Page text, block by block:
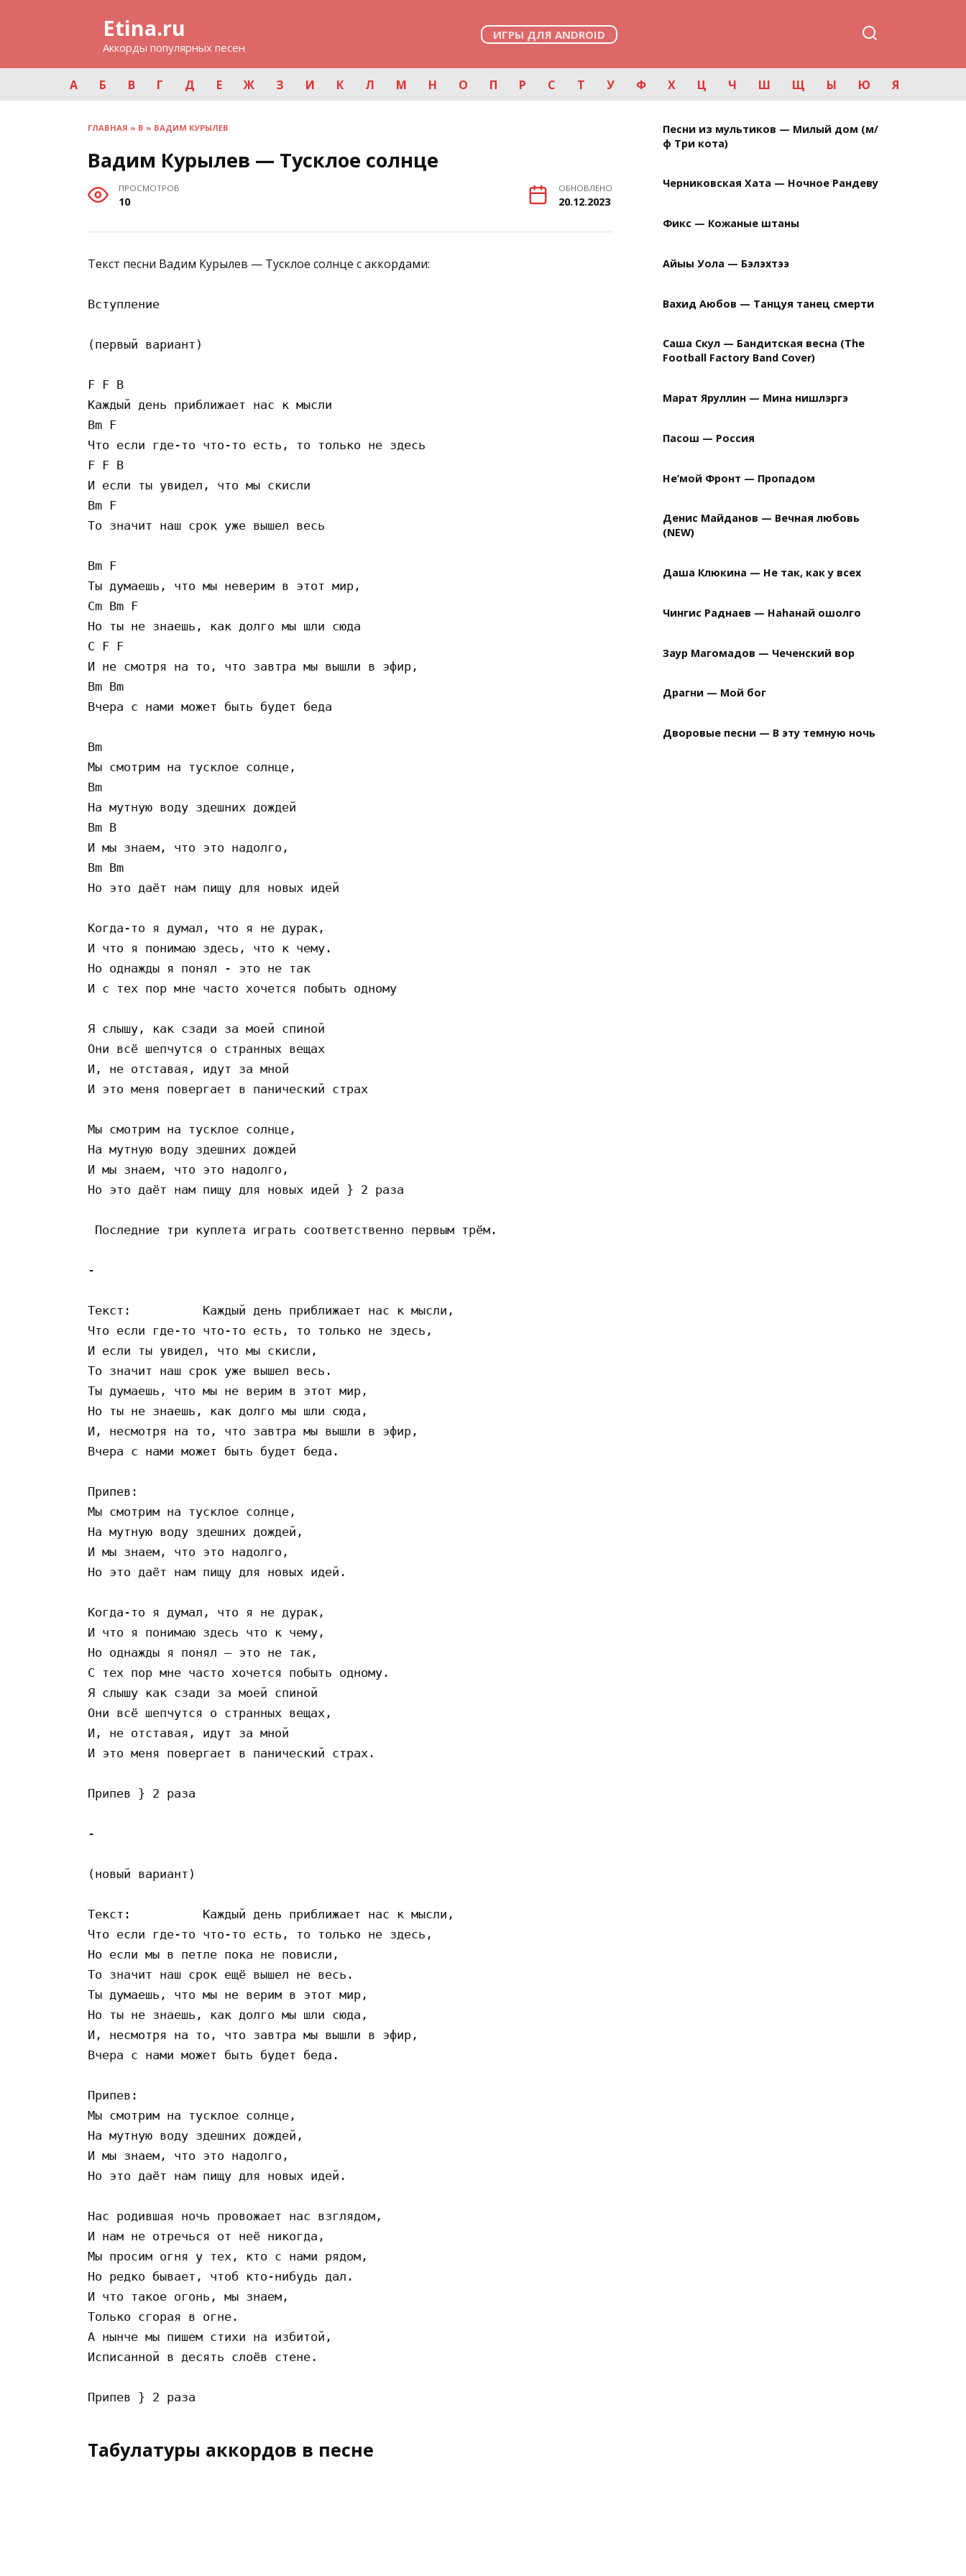
Etina.ru
Аккорды популярных песен
ИГРЫ ДЛЯ ANDROID
А Б В Г Д Е Ж З И К Л М Н О П Р С Т У Ф Х Ц Ч Ш Щ Ы Ю Я
ГЛАВНАЯ » В » ВАДИМ КУРЫЛЕВ
Вадим Курылев — Тусклое солнце
ПРОСМОТРОВ
10
ОБНОВЛЕНО
20.12.2023
Текст песни Вадим Курылев — Тусклое солнце с аккордами:
Вступление
(первый вариант)
F F B
Каждый день приближает нас к мысли
Bm F
Что если где-то что-то есть, то только не здесь
F F B
И если ты увидел, что мы скисли
Bm F
То значит наш срок уже вышел весь
Bm F
Ты думаешь, что мы неверим в этот мир,
Cm Bm F
Но ты не знаешь, как долго мы шли сюда
С F F
И не смотря на то, что завтра мы вышли в эфир,
Bm Bm
Вчера с нами может быть будет беда
Bm
Мы смотрим на тусклое солнце,
Bm
На мутную воду здешних дождей
Bm B
И мы знаем, что это надолго,
Bm Bm
Но это даёт нам пищу для новых идей
Когда-то я думал, что я не дурак,
И что я понимаю здесь, что к чему.
Но однажды я понял - это не так
И с тех пор мне часто хочется побыть одному
Я слышу, как сзади за моей спиной
Они всё шепчутся о странных вещах
И, не отставая, идут за мной
И это меня повергает в панический страх
Мы смотрим на тусклое солнце,
На мутную воду здешних дождей
И мы знаем, что это надолго,
Но это даёт нам пищу для новых идей } 2 раза
Последние три куплета играть соответственно первым трём.
-
Текст:		Каждый день приближает нас к мысли,
Что если где-то что-то есть, то только не здесь,
И если ты увидел, что мы скисли,
То значит наш срок уже вышел весь.
Ты думаешь, что мы не верим в этот мир,
Но ты не знаешь, как долго мы шли сюда,
И, несмотря на то, что завтра мы вышли в эфир,
Вчера с нами может быть будет беда.
Припев:
Мы смотрим на тусклое солнце,
На мутную воду здешних дождей,
И мы знаем, что это надолго,
Но это даёт нам пищу для новых идей.
Когда-то я думал, что я не дурак,
И что я понимаю здесь что к чему,
Но однажды я понял – это не так,
С тех пор мне часто хочется побыть одному.
Я слышу как сзади за моей спиной
Они всё шепчутся о странных вещах,
И, не отставая, идут за мной
И это меня повергает в панический страх.
Припев } 2 раза
-
(новый вариант)
Текст:		Каждый день приближает нас к мысли,
Что если где-то что-то есть, то только не здесь,
Но если мы в петле пока не повисли,
То значит наш срок ещё вышел не весь.
Ты думаешь, что мы не верим в этот мир,
Но ты не знаешь, как долго мы шли сюда,
И, несмотря на то, что завтра мы вышли в эфир,
Вчера с нами может быть будет беда.
Припев:
Мы смотрим на тусклое солнце,
На мутную воду здешних дождей,
И мы знаем, что это надолго,
Но это даёт нам пищу для новых идей.
Нас родившая ночь провожает нас взглядом,
И нам не отречься от неё никогда,
Мы просим огня у тех, кто с нами рядом,
Но редко бывает, чтоб кто-нибудь дал.
И что такое огонь, мы знаем,
Только сгорая в огне.
А нынче мы пишем стихи на избитой,
Исписанной в десять слоёв стене.
Табулатуры аккордов в песне
Песни из мультиков — Милый дом (м/
ф Три кота)
Черниковская Хата — Ночное Рандеву
Фикс — Кожаные штаны
Айыы Уола — Бэлэхтээ
Вахид Аюбов — Танцуя танец смерти
Саша Скул — Бандитская весна (The
Football Factory Band Cover)
Марат Яруллин — Мина нишлэргэ
Пасош — Россия
Не’мой Фронт — Пропадом
Денис Майданов — Вечная любовь
(NEW)
Даша Клюкина — Не так, как у всех
Чингис Раднаев — Наhанай ошолго
Заур Магомадов — Чеченский вор
Драгни — Мой бог
Дворовые песни — В эту темную ночь